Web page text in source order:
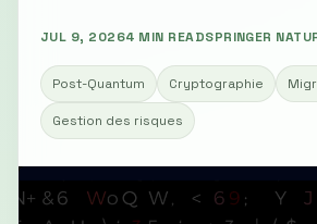
JUL 9, 20264 MIN READSPRINGER
Post-Quantum Cryptographie
Gestion des risques